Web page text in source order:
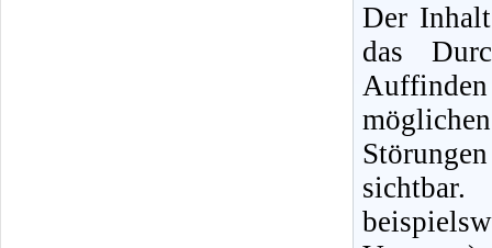
Der
das
sichtbar.